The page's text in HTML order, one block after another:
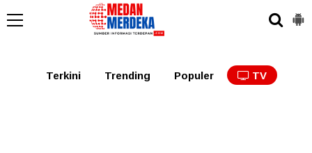
Tabagsel Tapanuli
Terkini Trending Populer TV